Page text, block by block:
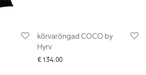
kõrvarõngad COCO by
Hyrv
€ 134.00